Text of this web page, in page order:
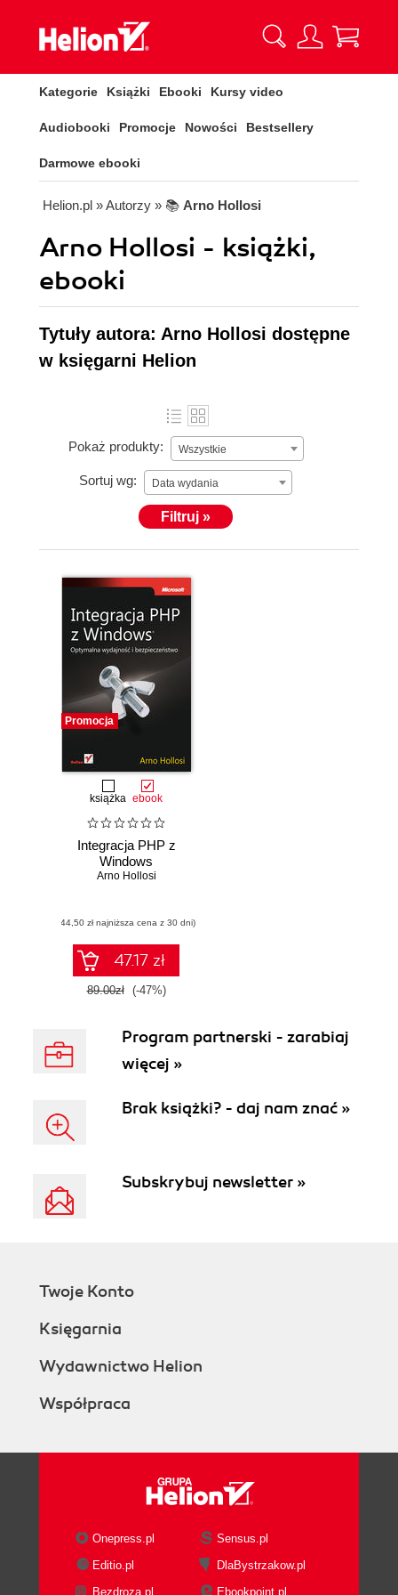
Kategorie Książki Ebooki Kursy video
Audiobooki Promocje Nowości Bestsellery
Darmowe ebooki
Helion.pl » Autorzy » 📚 Arno Hollosi
Arno Hollosi - książki,
ebooki
Tytuły autora: Arno Hollosi dostępne
w księgarni Helion
Pokaż produkty: Wszystkie
Sortuj wg: Data wydania
Filtruj »
Promocja
książka ebook
Integracja PHP z
Windows
Arno Hollosi
(44,50 zł najniższa cena z 30 dni)
47.17 zł
89.00zł (-47%)
Program partnerski - zarabiaj
więcej »
Brak książki? - daj nam znać »
Subskrybuj newsletter »
Twoje Konto
Księgarnia
Wydawnictwo Helion
Współpraca
Onepress.pl
Sensus.pl
Editio.pl
DlaBystrzakow.pl
Bezdroza.pl
Ebookpoint.pl